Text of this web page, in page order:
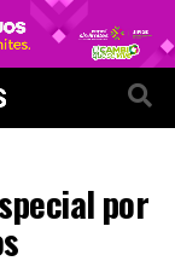
por